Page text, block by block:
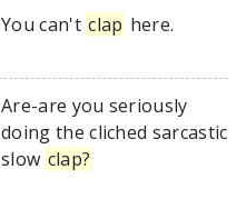
You can't clap here.
Are-are you seriously
doing the cliched sarcastic
slow clap?